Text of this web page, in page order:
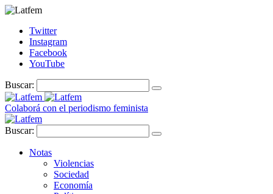
Twitter
Instagram
Facebook
YouTube
Buscar:
Colaborá con el periodismo feminista
Buscar:
Notas
Violencias
Sociedad
Economía